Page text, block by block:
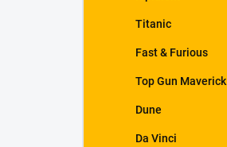
Titanic
Fast & Furious
Top Gun Maverick
Dune
Da Vinci